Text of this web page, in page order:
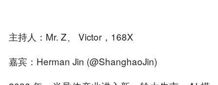
主持人：Mr. Z、 Victor，168X
嘉宾：Herman Jin (@ShanghaoJin)